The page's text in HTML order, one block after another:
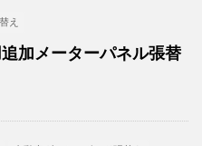
え
加メーターパネル張替